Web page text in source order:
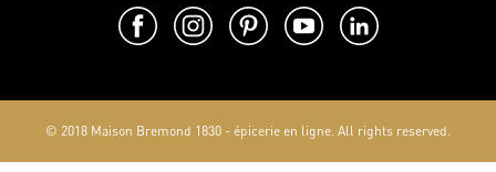
© 2018 Maison Bremond 1830 - épicerie en ligne. All rights reserved.